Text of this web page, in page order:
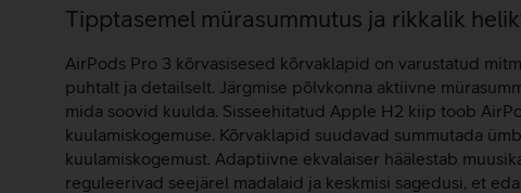
Lisainfo
Tipptasemel mürasummutus ja rikkalik
AirPods Pro 3 kõrvasisesed kõrvaklapid on varustatud
puhtalt ja detailselt. Järgmise põlvkonna aktiivne
mida soovid kuulda. Sisseehitatud Apple H2 kiip toob
kuulamiskogemuse. Kõrvaklapid suudavad summutada
kuulamiskogemust. Adaptiivne ekvalaiser häälestab
reguleerivad seejärel madalaid ja keskmisi sagedusi, et